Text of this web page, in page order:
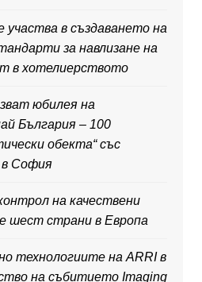
в създаването на
за навлизане на
в хотелиерството
юбилея на
България – 100
обекта“ със
в София
на качествени
шест страни в Европа
технологиите на ARRI в
на събитието Imaging